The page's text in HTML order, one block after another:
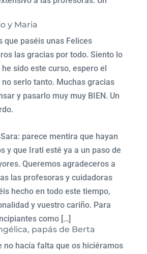
y Maria
que paséis unas Felices
las gracias por todo. Siento lo
sido este curso, espero el
serlo tanto. Muchas gracias
y pasarlo muy muy BIEN. Un
parece mentira que hayan
y que Irati esté ya a un paso de
Queremos agradeceros a
las profesoras y cuidadoras
hecho en todo este tiempo,
y vuestro cariño. Para
como […]
papás de Berta
no hacía falta que os hiciéramos